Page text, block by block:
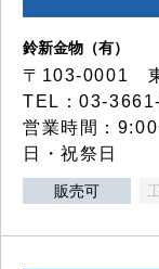
鈴新金物（有）
〒103-0001
TEL：03-
営業時間：
日・祝祭日
販売可